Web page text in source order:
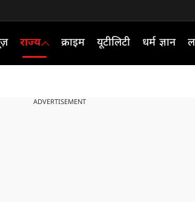
राज्य क्राइम यूटीलिटी धर्म ज्ञान
ADVERTISEMENT